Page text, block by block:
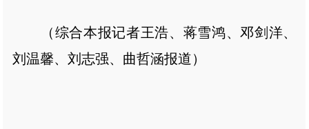
（综合本报记者王浩、蒋雪鸿、邓剑洋、
刘温馨、刘志强、曲哲涵报道）